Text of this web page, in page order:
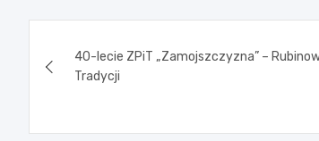
wpisu
40-lecie ZPiT „Zamojszczyzna” –
Tradycji